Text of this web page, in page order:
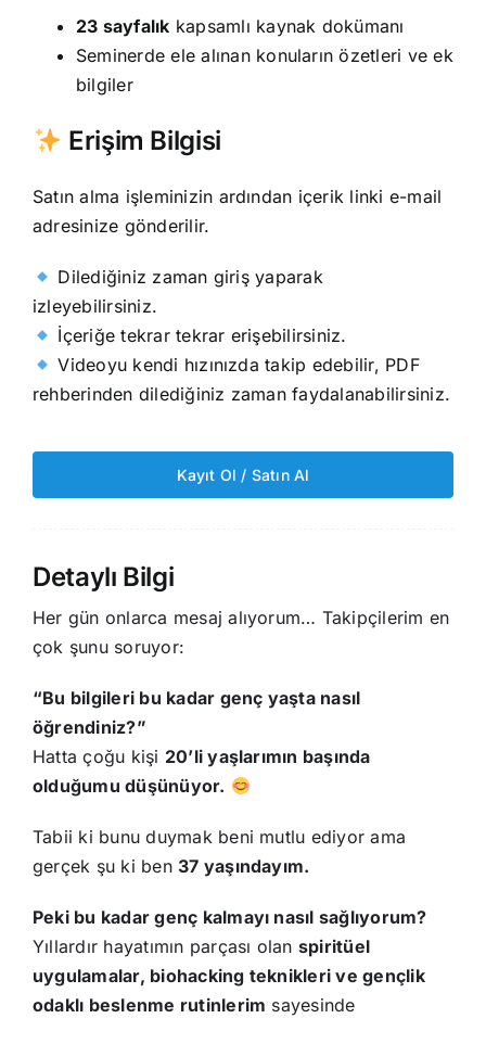
23 sayfalık kapsamlı kaynak dokümanı
Seminerde ele alınan konuların özetleri ve ek
bilgiler
Erişim Bilgisi
Satın alma işleminizin ardından içerik linki e-mail
adresinize gönderilir.
Dilediğiniz zaman giriş yaparak
izleyebilirsiniz.
İçeriğe tekrar tekrar erişebilirsiniz.
Videoyu kendi hızınızda takip edebilir, PDF
rehberinden dilediğiniz zaman faydalanabilirsiniz.
Kayıt Ol / Satın Al
Detaylı Bilgi
Her gün onlarca mesaj alıyorum… Takipçilerim en
çok şunu soruyor:
“Bu bilgileri bu kadar genç yaşta nasıl
öğrendiniz?”
Hatta çoğu kişi 20’li yaşlarımın başında
olduğumu düşünüyor.
Tabii ki bunu duymak beni mutlu ediyor ama
gerçek şu ki ben 37 yaşındayım.
Peki bu kadar genç kalmayı nasıl sağlıyorum?
Yıllardır hayatımın parçası olan spiritüel
uygulamalar, biohacking teknikleri ve gençlik
odaklı beslenme rutinlerim sayesinde